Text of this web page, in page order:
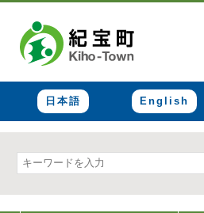
日本語 English